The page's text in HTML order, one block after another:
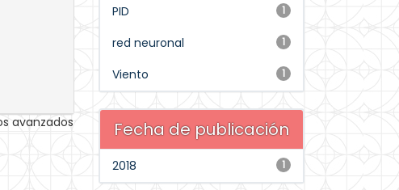
avanzados
1
PID
1
red neuronal
1
Viento
Fecha de publicación
1
2018